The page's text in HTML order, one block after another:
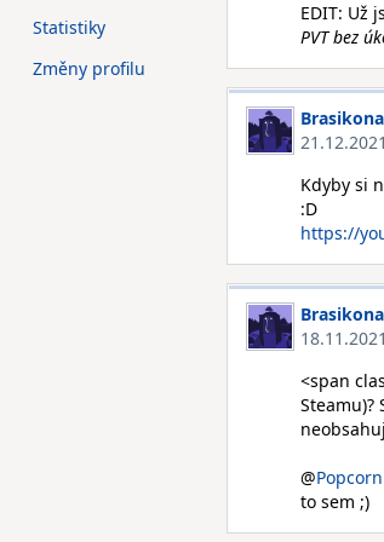
EDIT: Už
PVT bez
Brasikona
Kdyby si
:D
https://
Brasikona
<span
@
to sem ;)
Statistiky
Změny profilu